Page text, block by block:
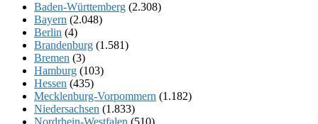
Baden-Württemberg (2.308)
Bayern (2.048)
Berlin (4)
Brandenburg (1.581)
Bremen (3)
Hamburg (103)
Hessen (435)
Mecklenburg-Vorpommern (1.182)
Niedersachsen (1.833)